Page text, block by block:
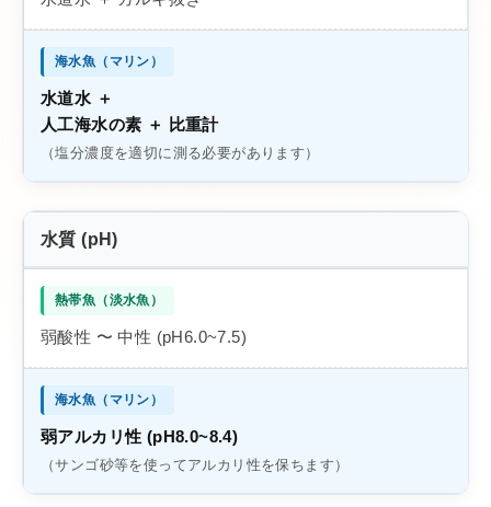
水道水 ＋
人工海水の素 ＋ 比重計
（塩分濃度を適切に測る必要があります）
水質 (pH)
弱酸性 〜 中性 (pH6.0~7.5)
弱アルカリ性 (pH8.0~8.4)
（サンゴ砂等を使ってアルカリ性を保ちます）